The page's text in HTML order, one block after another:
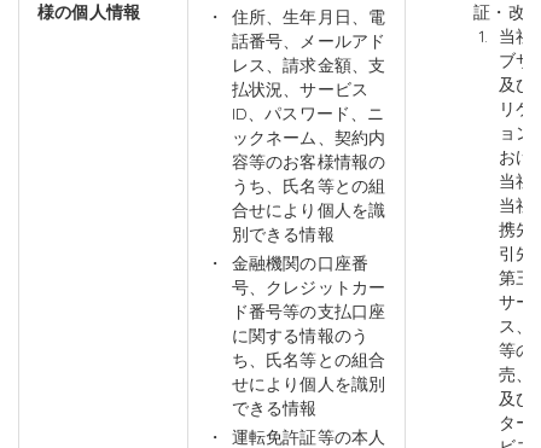
様の個人情報
住所、生年月日、電
話番号、メールアド
レス、請求金額、支
払状況、サービス
ID、パスワード、ニ
ックネーム、契約内
容等のお客様情報の
うち、氏名等との組
合せにより個人を識
別できる情報
金融機関の口座番
号、クレジットカー
ド番号等の支払口座
に関する情報のう
ち、氏名等との組合
せにより個人を識別
できる情報
運転免許証等の本人
証・改
当社
ブサ
及び
リケ
ョン
おけ
当社
当社
携先
引先
第三
サー
ス、
等の
売、
及び
ター